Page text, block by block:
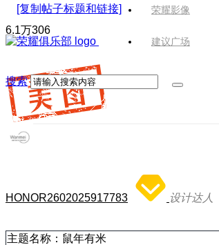
荣耀影像
建议广场
搜索
[复制帖子标题和链接]
6.1万306
HONOR2602025917783 设计达人
主题名称：鼠年有米